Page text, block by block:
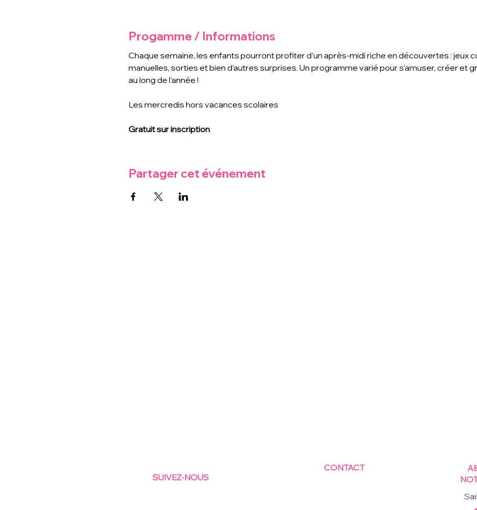
Progamme / Informations
Chaque semaine, les enfants pourront profiter d’un après-midi riche en découvertes : jeux
manuelles, sorties et bien d’autres surprises. Un programme varié pour s’amuser, créer et
au long de l’année !
Les mercredis hors vacances scolaires
Gratuit sur inscription
Partager cet événement
SUIVEZ-NOUS
CONTACT